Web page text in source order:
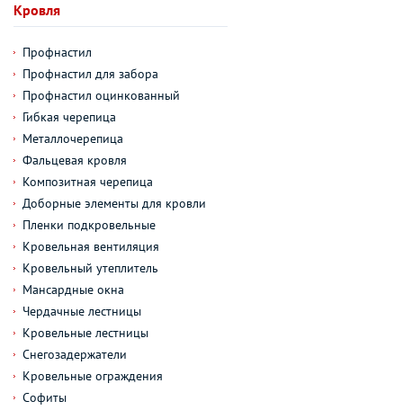
Кровля
Профнастил
Профнастил для забора
Профнастил оцинкованный
Гибкая черепица
Металлочерепица
Фальцевая кровля
Композитная черепица
Доборные элементы для кровли
Пленки подкровельные
Кровельная вентиляция
Кровельный утеплитель
Мансардные окна
Чердачные лестницы
Кровельные лестницы
Снегозадержатели
Кровельные ограждения
Софиты